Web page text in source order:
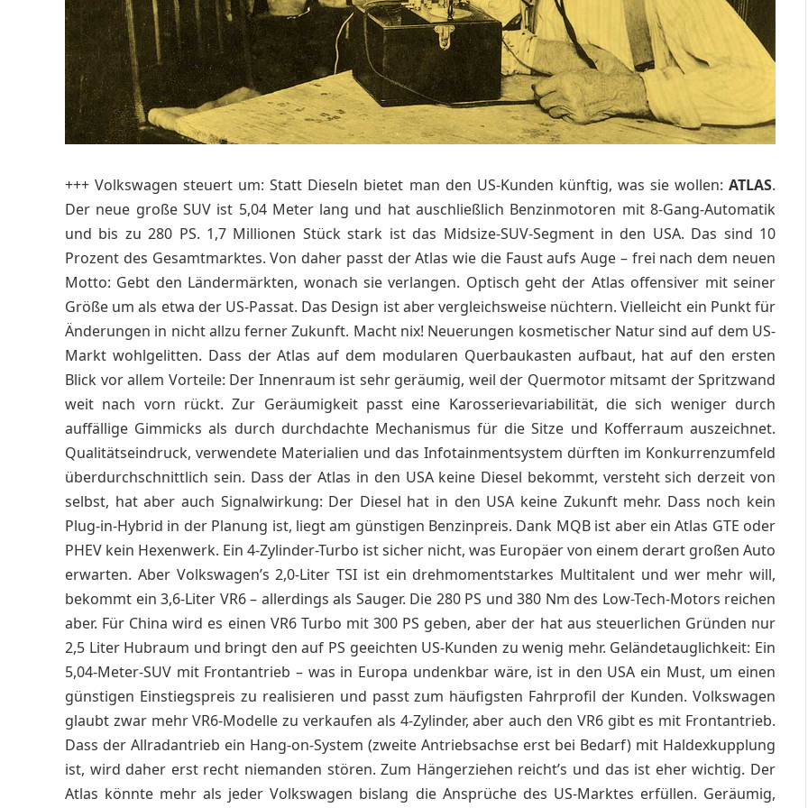
+++ Volkswagen steuert um: Statt Dieseln bietet man den US-Kunden künftig, was sie wollen: ATLAS.
Der neue große SUV ist 5,04 Meter lang und hat auschließlich Benzinmotoren mit 8-Gang-Automatik
und bis zu 280 PS. 1,7 Millionen Stück stark ist das Midsize-SUV-Segment in den USA. Das sind 10
Prozent des Gesamtmarktes. Von daher passt der Atlas wie die Faust aufs Auge – frei nach dem neuen
Motto: Gebt den Ländermärkten, wonach sie verlangen. Optisch geht der Atlas offensiver mit seiner
Größe um als etwa der US-Passat. Das Design ist aber vergleichsweise nüchtern. Vielleicht ein Punkt für
Änderungen in nicht allzu ferner Zukunft. Macht nix! Neuerungen kosmetischer Natur sind auf dem US-
Markt wohlgelitten. Dass der Atlas auf dem modularen Querbaukasten aufbaut, hat auf den ersten
Blick vor allem Vorteile: Der Innenraum ist sehr geräumig, weil der Quermotor mitsamt der Spritzwand
weit nach vorn rückt. Zur Geräumigkeit passt eine Karosserievariabilität, die sich weniger durch
auffällige Gimmicks als durch durchdachte Mechanismus für die Sitze und Kofferraum auszeichnet.
Qualitätseindruck, verwendete Materialien und das Infotainmentsystem dürften im Konkurrenzumfeld
überdurchschnittlich sein. Dass der Atlas in den USA keine Diesel bekommt, versteht sich derzeit von
selbst, hat aber auch Signalwirkung: Der Diesel hat in den USA keine Zukunft mehr. Dass noch kein
Plug-in-Hybrid in der Planung ist, liegt am günstigen Benzinpreis. Dank MQB ist aber ein Atlas GTE oder
PHEV kein Hexenwerk. Ein 4-Zylinder-Turbo ist sicher nicht, was Europäer von einem derart großen Auto
erwarten. Aber Volkswagen’s 2,0-Liter TSI ist ein drehmomentstarkes Multitalent und wer mehr will,
bekommt ein 3,6-Liter VR6 – allerdings als Sauger. Die 280 PS und 380 Nm des Low-Tech-Motors reichen
aber. Für China wird es einen VR6 Turbo mit 300 PS geben, aber der hat aus steuerlichen Gründen nur
2,5 Liter Hubraum und bringt den auf PS geeichten US-Kunden zu wenig mehr. Geländetauglichkeit: Ein
5,04-Meter-SUV mit Frontantrieb – was in Europa undenkbar wäre, ist in den USA ein Must, um einen
günstigen Einstiegspreis zu realisieren und passt zum häufigsten Fahrprofil der Kunden. Volkswagen
glaubt zwar mehr VR6-Modelle zu verkaufen als 4-Zylinder, aber auch den VR6 gibt es mit Frontantrieb.
Dass der Allradantrieb ein Hang-on-System (zweite Antriebsachse erst bei Bedarf) mit Haldexkupplung
ist, wird daher erst recht niemanden stören. Zum Hängerziehen reicht’s und das ist eher wichtig. Der
Atlas könnte mehr als jeder Volkswagen bislang die Ansprüche des US-Marktes erfüllen. Geräumig,